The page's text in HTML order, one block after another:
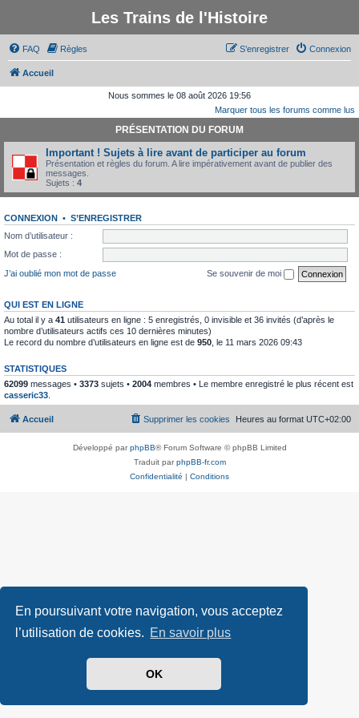
En poursuivant votre navigation, vous acceptez
l’utilisation de cookies. En savoir plus
OK
Les Trains de l'Histoire
FAQ Règles Connexion
S’enregistrer
Accueil
Nous sommes le 08 août 2026 19:56
Marquer tous les forums comme lus
PRÉSENTATION DU FORUM
Important ! Sujets à lire avant de participer au forum
Présentation et règles du forum. A lire impérativement avant de publier des
messages.
Sujets : 4
CONNEXION • S’ENREGISTRER
Nom d’utilisateur :
Mot de passe :
J’ai oublié mon mot de passe
Se souvenir de moi
QUI EST EN LIGNE
Au total il y a 41 utilisateurs en ligne : 5 enregistrés, 0 invisible et 36 invités (d’après le
nombre d’utilisateurs actifs ces 10 dernières minutes)
Le record du nombre d’utilisateurs en ligne est de 950 , le 11 mars 2026 09:43
STATISTIQUES
62099 messages • 3373 sujets • 2004 membres • Le membre enregistré le plus récent est
casseric33
Accueil Heures au format UTC+02:00
Supprimer les cookies
Développé parphpBB® Forum Software © phpBB Limited
Traduit parphpBB-fr.com
Confidentialité | Conditions